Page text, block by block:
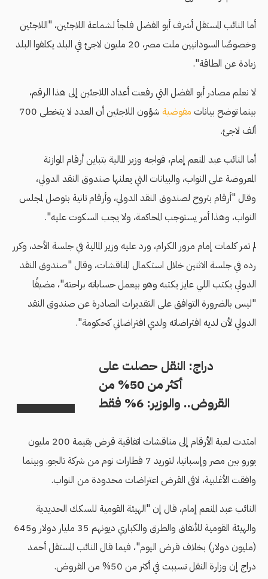
أما النائب المستقل أشرف أبو الفضل فلجأ لشماعة اللاجئين، "اللاجئين
وخصوصًا السودانيين ملت مصر، 20 مليون لاجئ في البلد يكلفوا البلد
زيادة عن الطاقة".
لا نعلم مصادر أبو الفضل التي رفعت أعداد اللاجئين إلى هذا الرقم،
بينما توضح بيانات مفوضية
شؤون اللاجئين أن العدد لا يتخطى 700
ألف لاجئ.
أما النائب عبد المنعم إمام، فواجه وزير المالية بتباين أرقام الموازنة
المعروضة على النواب، والبيانات التي يعلنها صندوق النقد الدولي،
وقال "أرقام بتروح لصندوق النقد الدولي، وأرقام تانية بتوصل لمجلس
النواب، وهذا أمر يستوجب المحاكمة، ولا يجب السكوت عليه".
لم تمر كلمات إمام مرور الكرام، ورد عليه وزير المالية في جلسة الأحد، وكرر
رده في جلسة الاثنين خلال استكمال المناقشات، وقال "صندوق النقد
الدولي يكتب اللي عايز يكتبه وهو بيعمل حساباته براحته"، مضيفًا
"ليس بالضرورة التوافق على التقديرات الصادرة عن صندوق النقد
الدولي لأن لديه افتراضاته ولدي افتراضاتي كحكومة".
دراج: النقل حصلت على
أكثر من 50% من
القروض.. والوزير: 6% فقط
امتدت لعبة الأرقام إلى مناقشات اتفاقية قرض بقيمة 200 مليون
يورو بين مصر وإسبانيا، لتوريد 7 قطارات نوم من شركة تالجو. وبينما
وافقت الأغلبية، لاقى القرض اعتراضات محدودة من النواب.
النائب عبد المنعم إمام، قال إن "الهيئة القومية للسكك الحديدية
والهيئة القومية للأنفاق والطرق والكباري ديونهم 35 مليار دولار و645
(مليون دولار) بخلاف قرض اليوم"، فيما قال النائب المستقل أحمد
دراج إن وزارة النقل تسببت في أكثر من 50% من القروض.